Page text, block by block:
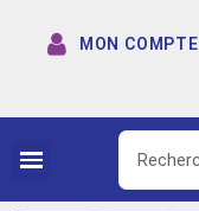
MON COMPTE